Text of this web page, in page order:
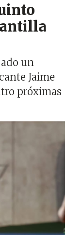
un
Jaime
próximas